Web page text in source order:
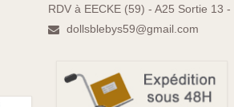
RDV à EECKE (59) - A25 Sortie 13 -
dollsblebys59@gmail.com